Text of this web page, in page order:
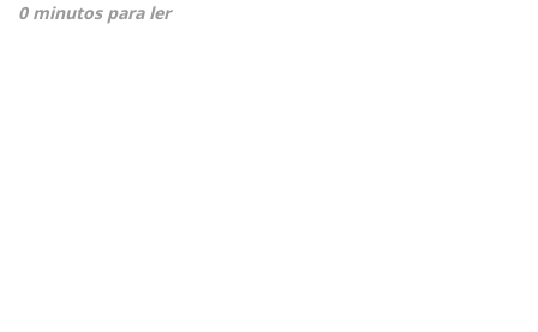
0 minutos para ler